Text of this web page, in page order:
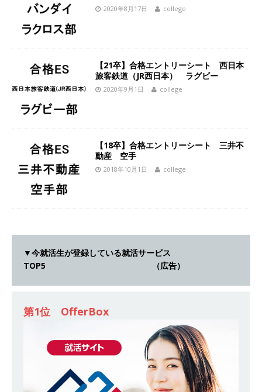
[ 2026年5月14日 ]
【 28卒 ｜ 不動産・営業を知
戸数近畿圏第3位 ｜ 初任給30万+手当、1年目で
年収1,000万も目指せる ｜ 年間休日120～125日
業界研究・企業説明会 】 世界最大級の金融サー
ビス機関 ｜ BtoBtoCの代理店営業 ｜ 20代で年
[ 2026年5月14日 ]
【 28卒｜営業職向けオープ
ンカンパニー 】世界トップシェアの半導体技術
を持つグローバルメーカー ｜ 年間休日129日・
土日祝完全休み ｜ 売上高1,138億円 ｜ プライム
体育会積極採用企業
[ 2026年5月14日 ]
【 28卒 ｜ 適性検査合否免
除・面接確約!! ｜ 1dayインターンあり 】 東京勤
務限定 ｜ 世界No.1の不動産投資市場東京で投資
2020年8月17日 college
【21卒】合格エントリーシート 西日本
旅客鉄道（JR西日本） ラグビー
2020年9月1日 college
【18卒】合格エントリーシート 三井不
動産 空手
2018年10月1日 college
▼今就活生が登録している就活サービス
TOP5 （広告）
第1位 OfferBox